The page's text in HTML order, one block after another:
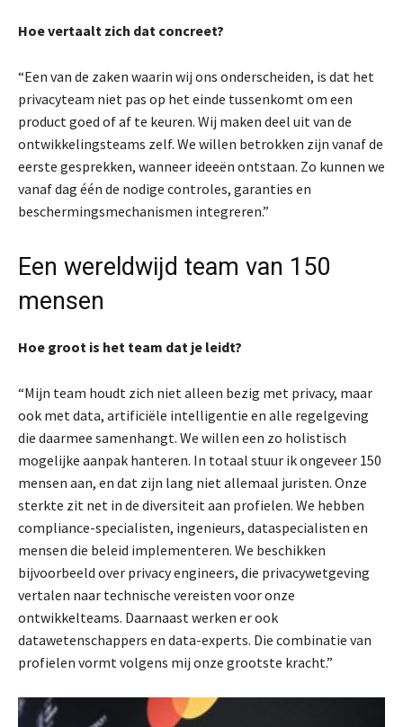
Hoe vertaalt zich dat concreet?
“Een van de zaken waarin wij ons onderscheiden, is dat het
privacyteam niet pas op het einde tussenkomt om een
product goed of af te keuren. Wij maken deel uit van de
ontwikkelingsteams zelf. We willen betrokken zijn vanaf de
eerste gesprekken, wanneer ideeën ontstaan. Zo kunnen we
vanaf dag één de nodige controles, garanties en
beschermingsmechanismen integreren.”
Een wereldwijd team van 150
mensen
Hoe groot is het team dat je leidt?
“Mijn team houdt zich niet alleen bezig met privacy, maar
ook met data, artificiële intelligentie en alle regelgeving
die daarmee samenhangt. We willen een zo holistisch
mogelijke aanpak hanteren. In totaal stuur ik ongeveer 150
mensen aan, en dat zijn lang niet allemaal juristen. Onze
sterkte zit net in de diversiteit aan profielen. We hebben
compliance-specialisten, ingenieurs, dataspecialisten en
mensen die beleid implementeren. We beschikken
bijvoorbeeld over privacy engineers, die privacywetgeving
vertalen naar technische vereisten voor onze
ontwikkelteams. Daarnaast werken er ook
datawetenschappers en data-experts. Die combinatie van
profielen vormt volgens mij onze grootste kracht.”